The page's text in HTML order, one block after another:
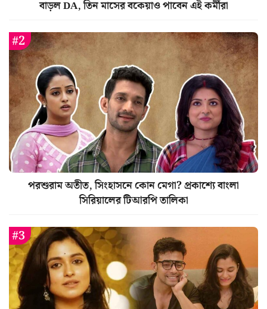
বাড়ল DA, তিন মাসের বকেয়াও পাবেন এই কর্মীরা
পরশুরাম অতীত, সিংহাসনে কোন মেগা? প্রকাশ্যে বাংলা
সিরিয়ালের টিআরপি তালিকা